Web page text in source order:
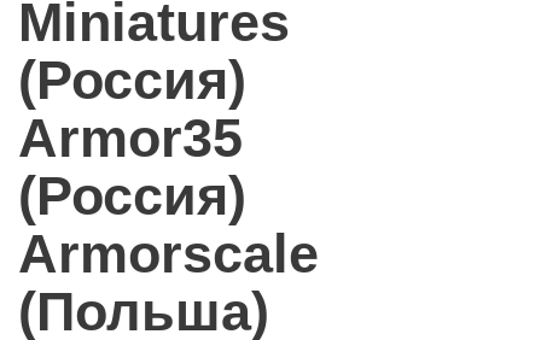
Miniatures
(Россия)
Armor35
(Россия)
Armorscale
(Польша)